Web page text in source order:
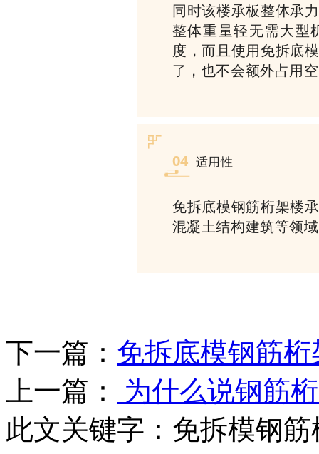
同时该楼承板整体承
整体重量轻无需大型
度，而且使用免拆底
了，也不会额外占用
04 适用性
免拆底模钢筋桁架楼
混凝土结构建筑等领
下一篇： 免拆底模钢筋
上一篇：
为什么说钢筋
此文关键字： 免拆模钢